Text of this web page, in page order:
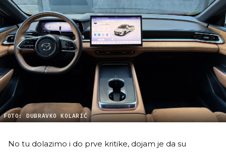
FOTO: DUBRAVKO KOLARIĆ
No tu dolazimo i do prve kritike, dojam je da su